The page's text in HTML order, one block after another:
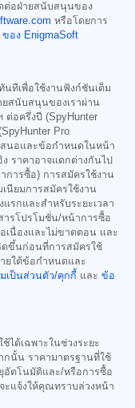
อฝ่ายสนับสนุนของ
หรือโดยการ
ของ EnigmaSoft
ทีเพื่อใช้งานฟังก์ชันเต็ม
ยสนับสนุนของเราผ่าน
ต่อครึ่งปี (SpyHunter
Pro
สนอและข้อกำหนดในหน้า
ราคาอาจแตกต่างกันไป
การซื้อ) การสมัครใช้งาน
นียมการสมัครใช้งาน
รกและสำหรับระยะเวลา
ารโปรโมชั่น/หน้าการซื้อ
เนื่องและไม่ขาดตอน และ
ดขึ้นก่อนที่การสมัครใช้
ยใต้ข้อกำหนดและ
เป็นส่วนตัว/คุกกี้ และ ข้อ
ได้เฉพาะในช่วงระยะ
กนั้น ราคามาตรฐานที่ใช้
ตโนมัติและ/หรือการซื้อ
ะแจ้งให้คุณทราบล่วงหน้า